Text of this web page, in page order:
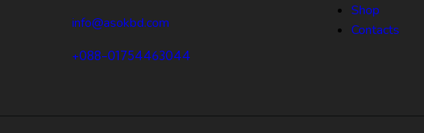
info@asokbd.com
+088-01754463044
Shop
Contacts